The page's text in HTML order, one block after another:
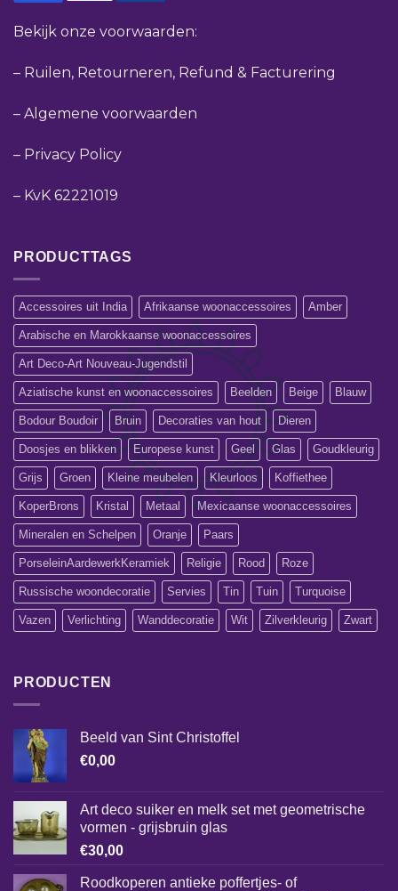
Bekijk onze voorwaarden:
– Ruilen, Retourneren, Refund & Facturering
– Algemene voorwaarden
– Privacy Policy
– KvK 62221019
PRODUCTTAGS
Accessoires uit India Afrikaanse woonaccessoires Amber
Arabische en Marokkaanse woonaccessoires
Art Deco-Art Nouveau-Jugendstil
Aziatische kunst en woonaccessoires Beelden Beige Blauw
Bodour Boudoir Bruin Decoraties van hout Dieren
Doosjes en blikken Europese kunst Geel Glas Goudkleurig
Grijs Groen Kleine meubelen Kleurloos Koffiethee
KoperBrons Kristal Metaal Mexicaanse woonaccessoires
Mineralen en Schelpen Oranje Paars
PorseleinAardewerkKeramiek Religie Rood Roze
Russische woondecoratie Servies Tin Tuin Turquoise
Vazen Verlichting Wanddecoratie Wit Zilverkleurig Zwart
PRODUCTEN
Beeld van Sint Christoffel
€0,00
Art deco suiker en melk set met geometrische
vormen - grijsbruin glas
€30,00
Roodkoperen antieke poffertjes- of